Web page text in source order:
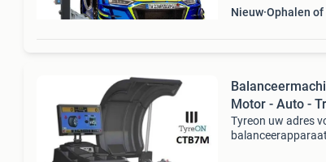
Nieuw Ophalen of
Motor - Auto -
Tyreon uw adres